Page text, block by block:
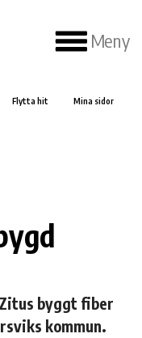
Meny
Flytta hit Mina sidor
byggt fiber
kommun.